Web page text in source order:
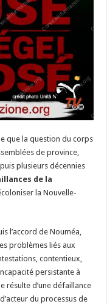
que la question du corps
de province,
plusieurs décennies
de la
la Nouvelle-
l’accord de Nouméa,
problèmes liés aux
contentieux,
persistante à
résulte d’une défaillance
du processus de